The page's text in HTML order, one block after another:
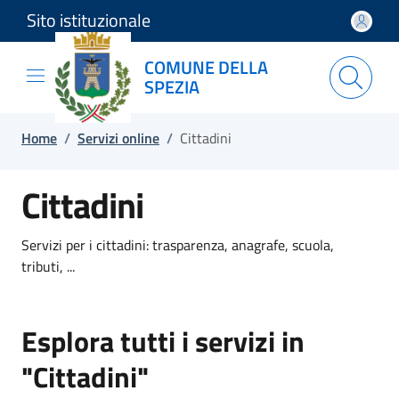
Salta e vai al contenuto
Salta e vai al footer
Sito istituzionale
COMUNE DELLA
SPEZIA
Home / Servizi online / Cittadini
Cittadini
Servizi per i cittadini: trasparenza, anagrafe, scuola,
tributi, ...
Esplora tutti i servizi in
"Cittadini"